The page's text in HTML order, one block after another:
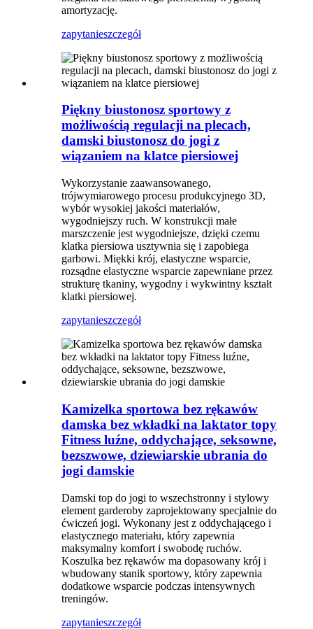
amortyzację.
zapytanieszczegół
Piękny biustonosz sportowy z
możliwością regulacji na plecach,
damski biustonosz do jogi z
wiązaniem na klatce piersiowej
Wykorzystanie zaawansowanego,
trójwymiarowego procesu produkcyjnego 3D,
wybór wysokiej jakości materiałów,
wygodniejszy ruch. W konstrukcji małe
marszczenie jest wygodniejsze, dzięki czemu
klatka piersiowa usztywnia się i zapobiega
garbowi. Miękki krój, elastyczne wsparcie,
rozsądne elastyczne wsparcie zapewniane przez
strukturę tkaniny, wygodny i wykwintny kształt
klatki piersiowej.
zapytanieszczegół
Kamizelka sportowa bez rękawów
damska bez wkładki na laktator topy
Fitness luźne, oddychające, seksowne,
bezszwowe, dziewiarskie ubrania do
jogi damskie
Damski top do jogi to wszechstronny i stylowy
element garderoby zaprojektowany specjalnie do
ćwiczeń jogi. Wykonany jest z oddychającego i
elastycznego materiału, który zapewnia
maksymalny komfort i swobodę ruchów.
Koszulka bez rękawów ma dopasowany krój i
wbudowany stanik sportowy, który zapewnia
dodatkowe wsparcie podczas intensywnych
treningów.
zapytanieszczegół